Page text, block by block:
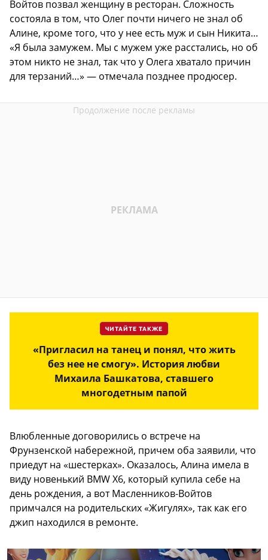
Войтов позвал женщину в ресторан. Сложность
состояла в том, что Олег почти ничего не знал об
Алине, кроме того, что у нее есть муж и сын Никита…
«Я была замужем. Мы с мужем уже расстались, но об
этом никто не знал, так что у Олега хватало причин
для терзаний…» — отмечала позднее продюсер.
ЧИТАЙТЕ ТАКЖЕ
«Пригласил на танец и понял, что жить
без нее не смогу». История любви
Михаила Башкатова, ставшего
многодетным папой
Влюбленные договорились о встрече на
Фрунзенской набережной, причем оба заявили, что
приедут на «шестерках». Оказалось, Алина имела в
виду новенький BMW X6, который купила себе на
день рождения, а вот Масленников-Войтов
примчался на родительских «Жигулях», так как его
джип находился в ремонте.